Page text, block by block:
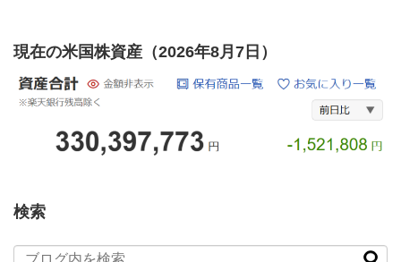
現在の米国株資産（2026年8月7日）
検索